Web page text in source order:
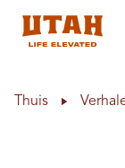
Thuis